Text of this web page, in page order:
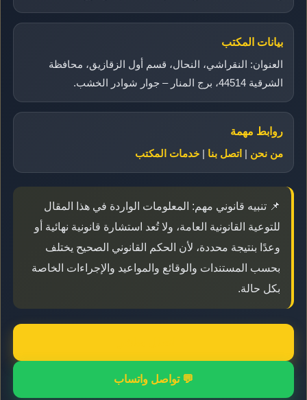
بيانات المكتب
العنوان: النقراشي، النحال، قسم أول الزقازيق، محافظة
الشرقية 44514، برج المنار – جوار شوادر الخشب.
روابط مهمة
من نحن | اتصل بنا | خدمات المكتب
📌 تنبيه قانوني مهم: المعلومات الواردة في هذا المقال
للتوعية القانونية العامة، ولا تُعد استشارة قانونية نهائية أو
وعدًا بنتيجة محددة، لأن الحكم القانوني الصحيح يختلف
بحسب المستندات والوقائع والمواعيد والإجراءات الخاصة
بكل حالة.
💬 تواصل واتساب